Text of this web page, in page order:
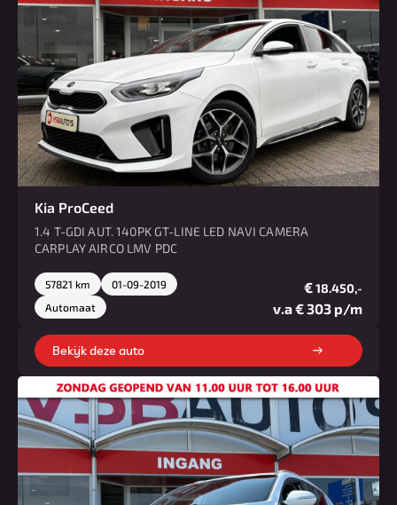
Kia ProCeed
1.4 T-GDI AUT. 140PK GT-LINE LED NAVI CAMERA
CARPLAY AIRCO LMV PDC
57821 km
01-09-2019
Automaat
€18.450,-
v.a € 303 p/m
Bekijk deze auto